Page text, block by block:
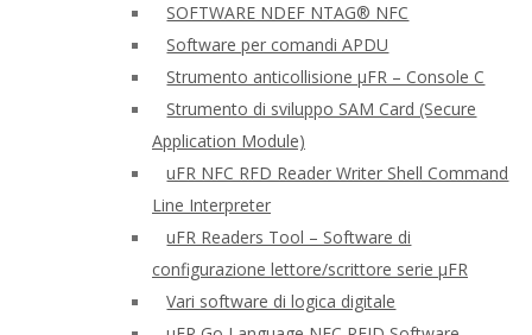
SOFTWARE NDEF NTAG® NFC
Software per comandi APDU
Strumento anticollisione μFR – Console C
Strumento di sviluppo SAM Card (Secure
Application Module)
uFR NFC RFD Reader Writer Shell Command
Line Interpreter
uFR Readers Tool – Software di
configurazione lettore/scrittore serie μFR
Vari software di logica digitale